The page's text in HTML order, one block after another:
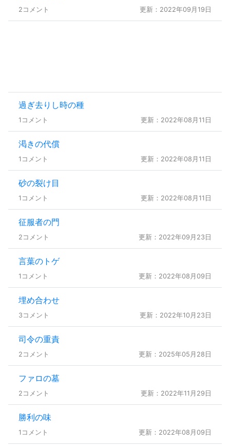
2コメント 更新：2022年09月19日
過ぎ去りし時の種
1コメント 更新：2022年08月11日
渇きの代償
1コメント 更新：2022年08月11日
砂の裂け目
1コメント 更新：2022年08月11日
征服者の門
2コメント 更新：2022年09月23日
言葉のトゲ
1コメント 更新：2022年08月09日
埋め合わせ
3コメント 更新：2022年10月23日
司令の重責
2コメント 更新：2025年05月28日
ファロの墓
2コメント 更新：2022年11月29日
勝利の味
1コメント 更新：2022年08月09日